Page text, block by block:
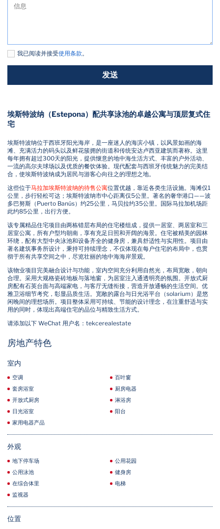
我已阅读并接受使用条款。
发送
埃斯特波纳（Estepona）配共享泳池的卓越公寓与顶层复式住
宅
埃斯特波纳位于西班牙阳光海岸，是一座迷人的海滨小镇，以风景如画的海
滩、充满活力的码头以及鲜花簇拥的街道和传统安达卢西亚建筑而著称。这里
每年拥有超过300天的阳光，提供惬意的地中海生活方式、丰富的户外活动、
一流的高尔夫球场以及优质的餐饮体验。现代配套与西班牙传统魅力的完美结
合，使埃斯特波纳成为居民与游客心向往之的理想之地。
这些位于马拉加埃斯特波纳的待售公寓位置优越，靠近各类生活设施。海滩仅1
公里，步行轻松可达；埃斯特波纳市中心距离仅5公里。著名的奢华港口——波
多巴努斯（Puerto Banús）约25公里，马贝拉约35公里。国际马拉加机场距
此约85公里，出行方便。
该专属精品住宅项目由两栋错层布局的住宅楼组成，提供一居室、两居室和三
居室公寓，所有户型均朝南，享有充足日照和开阔的海景。住宅被精美的园林
环绕，配有大型中央泳池和设备齐全的健身房，兼具舒适性与实用性。项目由
著名建筑事务所设计，秉持可持续理念，不仅体现在每户住宅的布局中，也贯
彻于所有共享空间之中，尽览壮丽的地中海海岸景观。
该物业项目完美融合设计与功能，室内空间充分利用自然光，布局宽敞，朝向
合理。采用大规格瓷砖地板与落地窗，为居室注入通透明亮的氛围。开放式厨
房配有石英台面与高端家电，与客厅无缝衔接，营造开放通畅的生活空间。优
雅卫浴细节考究，彰显品质生活。宽敞的露台与日光浴平台（solarium）是悠
闲晚间的理想场所。项目整体采用可持续、节能的设计理念，在注重舒适与实
用的同时，体现出高端住宅的品位与精致生活方式。
请添加以下 WeChat 用户名：tekcerealestate
房地产特色
室内
空调
百叶窗
套房浴室
厨房电器
开放式厨房
淋浴房
日光浴室
阳台
家用电器产品
外观
地下停车场
公用花园
公用泳池
健身房
在综合体里
电梯
监视器
位置